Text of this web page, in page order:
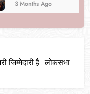
3 Months Ago
जिम्मेदारी है : लोकसभा